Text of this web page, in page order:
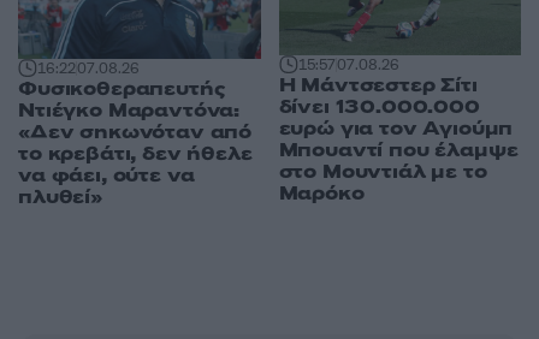
16:2207.08.26
Φυσικοθεραπευτής
Ντιέγκο Μαραντόνα:
«Δεν σηκωνόταν από
το κρεβάτι, δεν ήθελε
να φάει, ούτε να
πλυθεί»
15:5707.08.26
Η Μάντσεστερ Σίτι
δίνει 130.000.000
ευρώ για τον Αγιούμπ
Μπουαντί που έλαμψε
στο Μουντιάλ με το
Μαρόκο